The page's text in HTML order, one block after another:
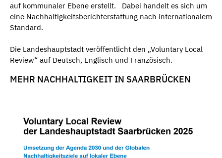
auf kommunaler Ebene erstellt. Dabei handelt es sich um
eine Nachhaltigkeitsberichterstattung nach internationalem
Standard.
Die Landeshauptstadt veröffentlicht den „Voluntary Local
Review“ auf Deutsch, Englisch und Französisch.
MEHR NACHHALTIGKEIT IN SAARBRÜCKEN